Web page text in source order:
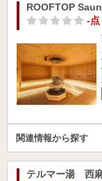
ROOFTOP
-点
関連情報から探す
テルマー湯 西